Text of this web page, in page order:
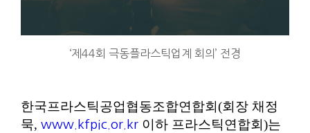
‘제44회 극동플라스틱업계 회의’ 전경
한국프라스틱공업협동조합연합회(회장 채정
묵, www.kfpic.or.kr 이하 프라스틱연합회)는